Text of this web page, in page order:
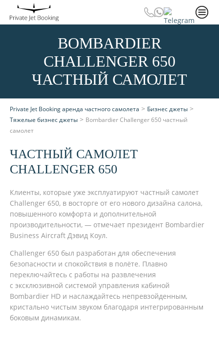
BOMBARDIER
CHALLENGER 650
ЧАСТНЫЙ САМОЛЕТ
Private Jet Booking аренда частного самолета > Бизнес джеты >
Тяжелые бизнес джеты > Bombardier Challenger 650 частный
самолет
ЧАСТНЫЙ САМОЛЕТ
CHALLENGER 650
Клиенты, которые уже эксплуатируют частный самолет
Challenger 650, в восторге от его нового дизайна салона,
повышенного комфорта и дополнительной
производительности, — отмечает президент Bombardier
Business Aircraft Дэвид Коул.
Challenger 650 был разработан для обеспечения
безопасности и спокойствия в полёте. Плавно
переключайтесь с работы на развлечения
с эксклюзивной системой управления кабиной
Bombardier HD и наслаждайтесь непревзойденным,
кристально чистым звуком благодаря интегрированным
боковым динамикам.